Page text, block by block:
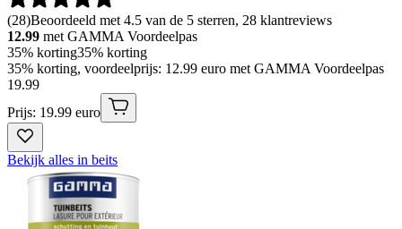
(28)Beoordeeld met 4.5 van de 5 sterren, 28 klantreviews
12.99 met GAMMA Voordeelpas
35% korting35% korting
35% korting, voordeelprijs: 12.99 euro met GAMMA Voordeelpas
19.99
Prijs: 19.99 euro
Bekijk alles in beits